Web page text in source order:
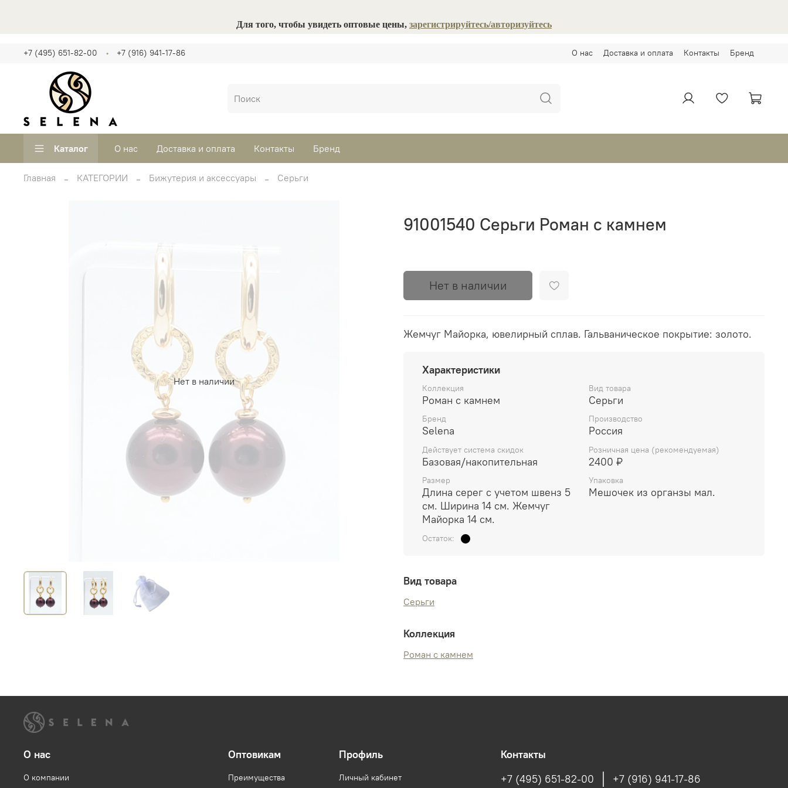
Для того, чтобы увидеть оптовые цены, зарегистрируйтесь/авторизуйтесь
О нас Доставка и оплата Контакты Бренд
+7 (495) 651-82-00 +7 (916) 941-17-86
Каталог О нас Доставка и оплата Контакты Бренд
Главная КАТЕГОРИИ Бижутерия и аксессуары Серьги
Нет в наличии
91001540 Серьги Роман с камнем
Нет в наличии
Жемчуг Майорка, ювелирный сплав. Гальваническое покрытие: золото.
Характеристики
Коллекция
Роман с камнем
Вид товара
Серьги
Бренд
Selena
Производство
Россия
Действует система скидок
Базовая/накопительная
Розничная цена (рекомендуемая)
2400 ₽
Размер
Длина серег с учетом швенз 5
см. Ширина 14 см. Жемчуг
Майорка 14 см.
Упаковка
Мешочек из органзы мал.
Остаток:
Вид товара
Серьги
Коллекция
Роман с камнем
О нас
О компании
Оптовикам
Преимущества
Профиль
Личный кабинет
Контакты
+7 (495) 651-82-00
+7 (916) 941-17-86